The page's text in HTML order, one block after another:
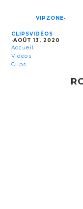
VIPZONE·
CLIPSVIDÉOS
·AOÛT 13, 2020
Accueil
Vidéos
Clips